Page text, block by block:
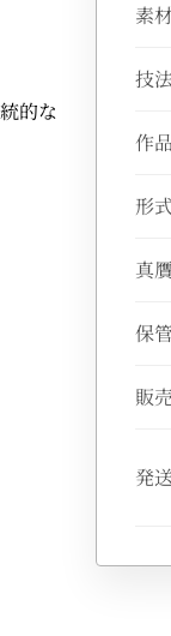
的な
素
技法
作
形式
真
保
販
発